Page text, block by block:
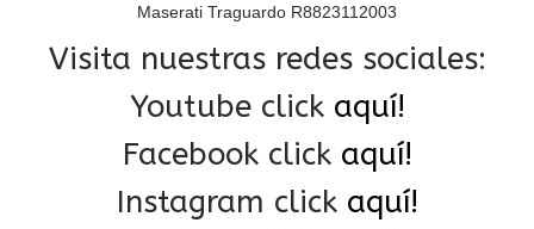
Maserati Traguardo R8823112003
Visita nuestras redes sociales:
Youtube click aquí!
Facebook click aquí!
Instagram click aquí!